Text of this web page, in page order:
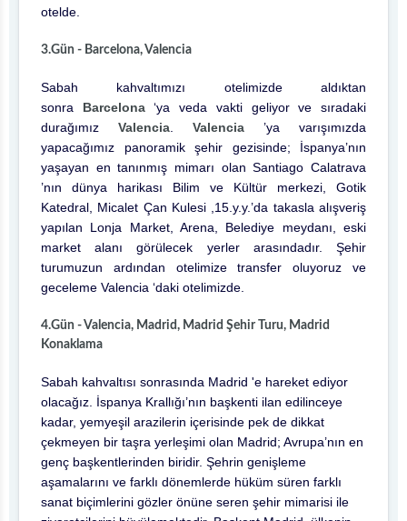
otelde.
3.Gün - Barcelona, Valencia
Sabah kahvaltımızı otelimizde aldıktan
sonra Barcelona‘ya veda vakti geliyor ve sıradaki
durağımız Valencia Valencia ’ya varışımızda
yapacağımız panoramik şehir gezisinde; İspanya’nın
yaşayan en tanınmış mimarı olan Santiago Calatrava
’nın dünya harikası Bilim ve Kültür merkezi, Gotik
Katedral, Micalet Çan Kulesi ,15.y.y.’da takasla alışveriş
yapılan Lonja Market, Arena, Belediye meydanı, eski
market alanı görülecek yerler arasındadır. Şehir
turumuzun ardından otelimize transfer oluyoruz ve
geceleme Valencia ‘daki otelimizde.
4.Gün - Valencia, Madrid, Madrid Şehir Turu, Madrid
Konaklama
Sabah kahvaltısı sonrasında Madrid 'e hareket ediyor
olacağız. İspanya Krallığı’nın başkenti ilan edilinceye
kadar, yemyeşil arazilerin içerisinde pek de dikkat
çekmeyen bir taşra yerleşimi olan Madrid; Avrupa’nın en
genç başkentlerinden biridir. Şehrin genişleme
aşamalarını ve farklı dönemlerde hüküm süren farklı
sanat biçimlerini gözler önüne seren şehir mimarisi ile